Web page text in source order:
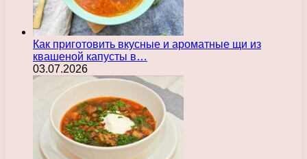
Как приготовить вкусные и ароматные щи из
квашеной капусты в…
03.07.2026